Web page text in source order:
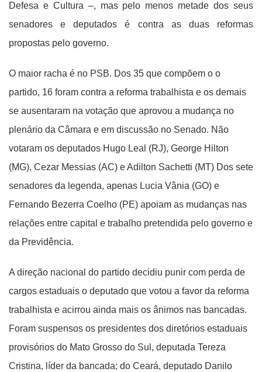
Defesa e Cultura –, mas pelo menos metade dos seus
senadores e deputados é contra as duas reformas
propostas pelo governo.
O maior racha é no PSB. Dos 35 que compõem o o
partido, 16 foram contra a reforma trabalhista e os demais
se ausentaram na votação que aprovou a mudança no
plenário da Câmara e em discussão no Senado. Não
votaram os deputados Hugo Leal (RJ), George Hilton
(MG), Cezar Messias (AC) e Adilton Sachetti (MT) Dos sete
senadores da legenda, apenas Lucia Vânia (GO) e
Fernando Bezerra Coelho (PE) apoiam as mudanças nas
relações entre capital e trabalho pretendida pelo governo e
da Previdência.
A direção nacional do partido decidiu punir com perda de
cargos estaduais o deputado que votou a favor da reforma
trabalhista e acirrou ainda mais os ânimos nas bancadas.
Foram suspensos os presidentes dos diretórios estaduais
provisórios do Mato Grosso do Sul, deputada Tereza
Cristina, líder da bancada; do Ceará, deputado Danilo